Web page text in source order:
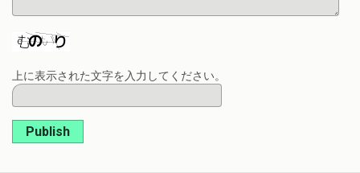
上に表示された文字を入力してください。
Publish